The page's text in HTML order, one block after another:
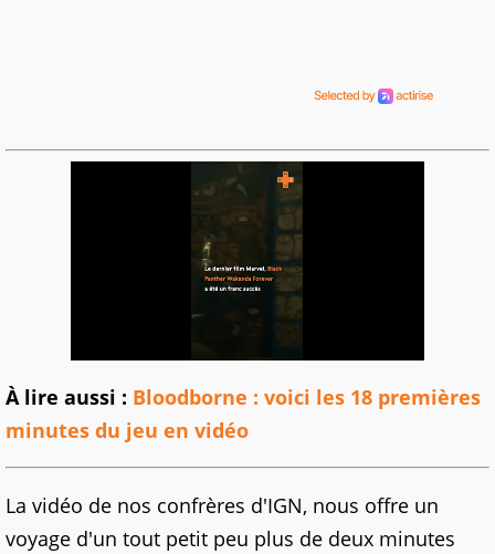
À lire aussi : Bloodborne : voici les 18 premières
minutes du jeu en vidéo
La vidéo de nos confrères d'IGN, nous offre un
voyage d'un tout petit peu plus de deux minutes